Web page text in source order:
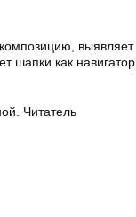
выявляет
шапки как навигатор
Читатель